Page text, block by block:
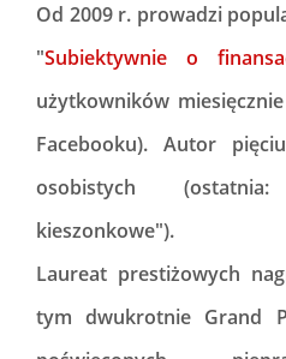
Od 2009 r. prowadzi
"Subiektywnie o
użytkowników
Facebooku). Autor
osobistych
kieszonkowe").
Laureat prestiżowych
tym dwukrotnie Grand